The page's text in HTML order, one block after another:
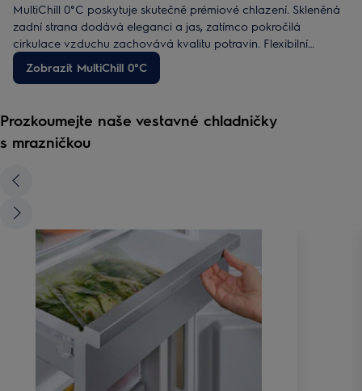
MultiChill 0°C poskytuje skutečně prémiové chlazení. Skleněná
zadní strana dodává eleganci a jas, zatímco pokročilá
cirkulace vzduchu zachovává kvalitu potravin. Flexibilní
zásuvka MultiChill 0°C je vyrobena z recyklovaného plastu,
takže je udržitelná bez kompromisů. Propojení lednice s
Zobrazit MultiChill 0°C
Prozkoumejte naše vestavné chladničky
s mrazničkou